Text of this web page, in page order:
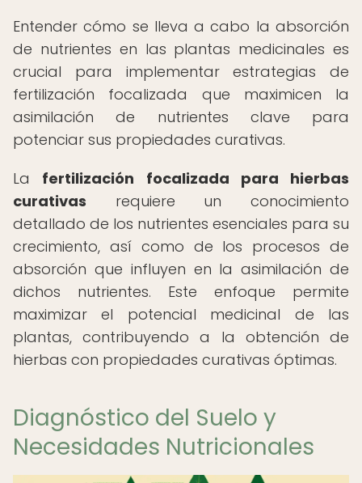
Entender cómo se lleva a cabo la absorción
de nutrientes en las plantas medicinales es
crucial para implementar estrategias de
fertilización focalizada que maximicen la
asimilación de nutrientes clave para
potenciar sus propiedades curativas.
La fertilización focalizada para hierbas
curativas requiere un conocimiento
detallado de los nutrientes esenciales para su
crecimiento, así como de los procesos de
absorción que influyen en la asimilación de
dichos nutrientes. Este enfoque permite
maximizar el potencial medicinal de las
plantas, contribuyendo a la obtención de
hierbas con propiedades curativas óptimas.
Diagnóstico del Suelo y
Necesidades Nutricionales